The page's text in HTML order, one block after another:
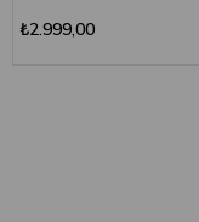
₺2.999,00